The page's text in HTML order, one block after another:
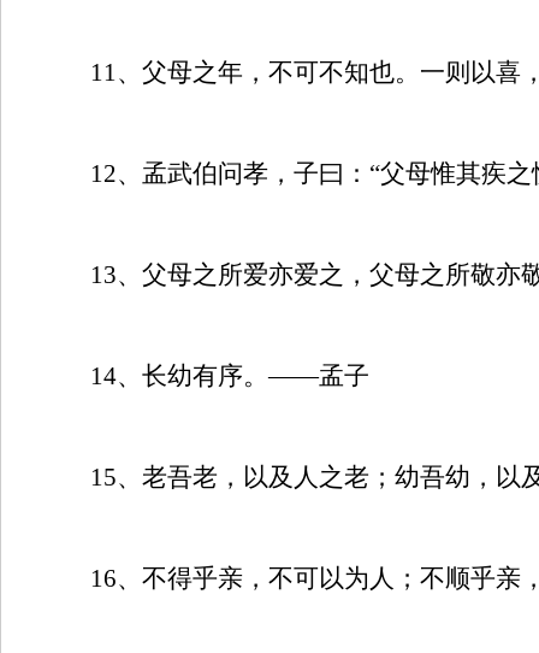
11、父母之年，不可不知也。一则以
12、孟武伯问孝，子曰：“父母惟其疾
13、父母之所爱亦爱之，父母之所敬
14、长幼有序。——孟子
15、老吾老，以及人之老；幼吾幼，
16、不得乎亲，不可以为人；不顺乎